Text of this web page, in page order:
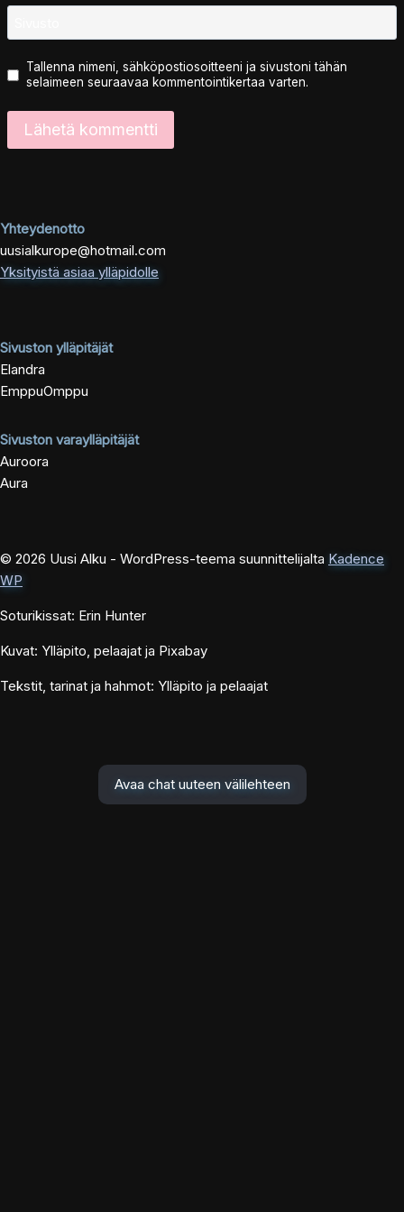
Tallenna nimeni, sähköpostiosoitteeni ja sivustoni tähän
selaimeen seuraavaa kommentointikertaa varten.
Yhteydenotto
uusialkurope@hotmail.com
Yksityistä asiaa ylläpidolle
Sivuston ylläpitäjät
Elandra
EmppuOmppu
Sivuston varaylläpitäjät
Auroora
Aura
© 2026 Uusi Alku - WordPress-teema suunnittelijalta Kadence
WP
Soturikissat: Erin Hunter
Kuvat: Ylläpito, pelaajat ja Pixabay
Tekstit, tarinat ja hahmot: Ylläpito ja pelaajat
Avaa chat uuteen välilehteen